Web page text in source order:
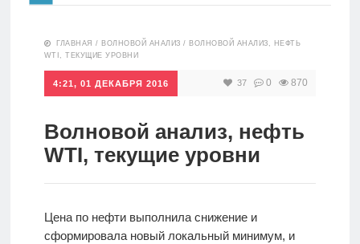
СделаноАналитика
Инвестиции
Дивиденды
анализ
10557
ГЛАВНАЯ / ВОЛНОВОЙ АНАЛИЗ / ВОЛНОВОЙ АНАЛИЗ, НЕФТЬ
WTI, ТЕКУЩИЕ УРОВНИ
4:21, 01 ДЕКАБРЯ 2016 37 0 870
Волновой анализ, нефть
WTI, текущие уровни
Цена по нефти выполнила снижение и
сформировала новый локальный минимум, и